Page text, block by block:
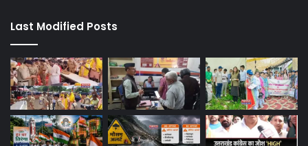
Last Modified Posts